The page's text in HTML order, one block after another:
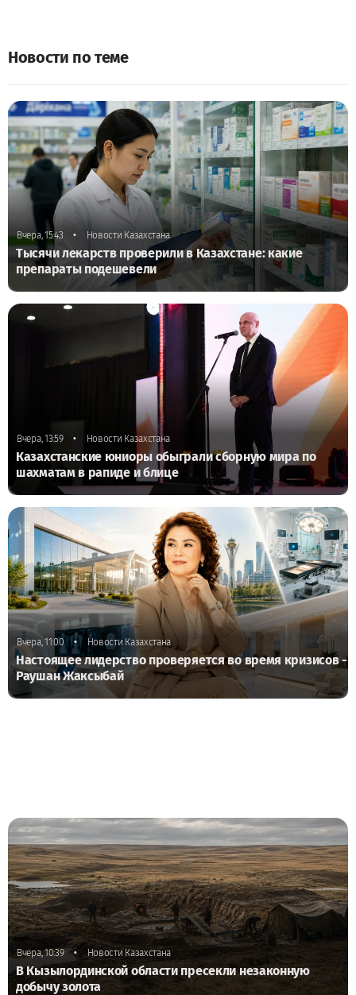
Новости по теме
Вчера, 15:43 • Новости Казахстана
Тысячи лекарств проверили в Казахстане: какие
препараты подешевели
Вчера, 13:59 • Новости Казахстана
Казахстанские юниоры обыграли сборную мира по
шахматам в рапиде и блице
Вчера, 11:00 • Новости Казахстана
Настоящее лидерство проверяется во время кризисов -
Раушан Жаксыбай
Вчера, 10:39 • Новости Казахстана
В Кызылординской области пресекли незаконную
добычу золота